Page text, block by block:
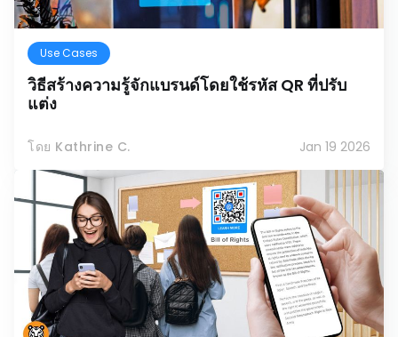
Use Cases
วิธีสร้างความรู้จักแบรนด์โดยใช้รหัส QR ที่ปรับ
แต่ง
โดย Kathrine C. Jan 19 2026